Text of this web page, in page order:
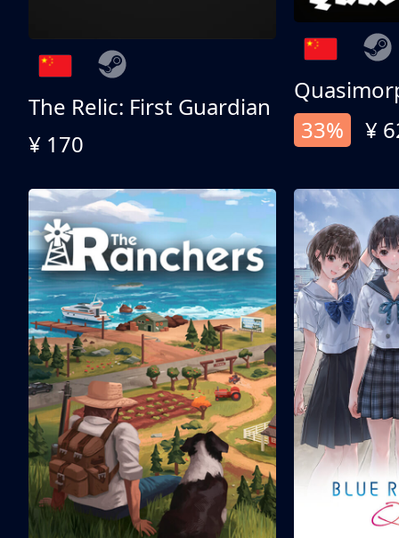
The Relic: First Guardian
¥ 170
33%
¥